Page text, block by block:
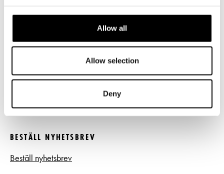
Allow all
Allow selection
Deny
Frågor & svar
Register- och dataskyddsbeskrivning
BESTÄLL NYHETSBREV
Beställ nyhetsbrev